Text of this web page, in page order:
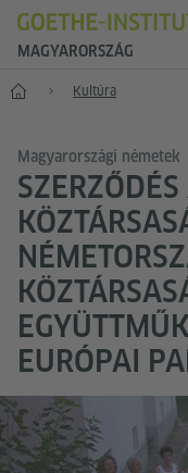
MAGYARORSZÁG
Főoldal Kultúra
Magyarországi németek
EURÓPAI